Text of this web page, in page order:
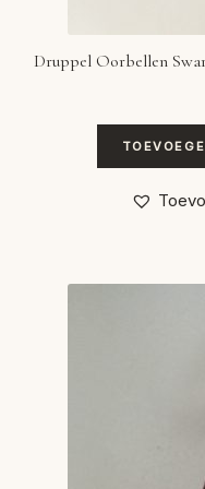
Druppel Oorbellen